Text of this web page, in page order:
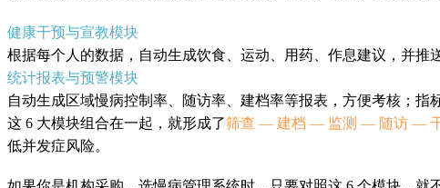
健康干预与宣教模块
根据每个人的数据，自动生成饮食、运动、用药、作息建议，并推
统计报表与预警模块
自动生成区域慢病控制率、随访率、建档率等报表，方便考核；指
这 6 大模块组合在一起，就形成了筛查 — 建档 — 监测 — 随访 —
低并发症风险。